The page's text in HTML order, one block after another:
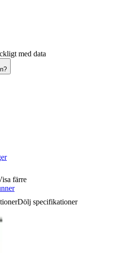
med data
färre
Dölj specifikationer